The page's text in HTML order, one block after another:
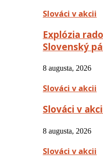
Slováci v akcii
Explózia
Slovenský
8 augusta, 2026
Slováci v akcii
Slováci v
8 augusta, 2026
Slováci v akcii